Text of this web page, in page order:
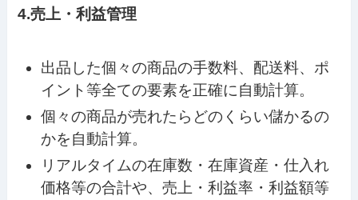
4.売上・利益管理
出品した個々の商品の手数料、配送料、ポ
イント等全ての要素を正確に自動計算。
個々の商品が売れたらどのくらい儲かるの
かを自動計算。
リアルタイムの在庫数・在庫資産・仕入れ
価格等の合計や、売上・利益率・利益額等